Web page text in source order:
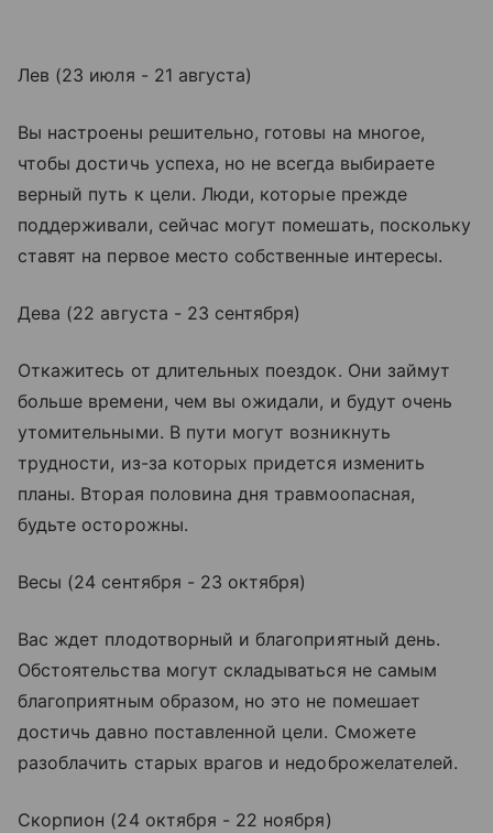
Лев (23 июля - 21 августа)
Вы настроены решительно, готовы на многое,
чтобы достичь успеха, но не всегда выбираете
верный путь к цели. Люди, которые прежде
поддерживали, сейчас могут помешать, поскольку
ставят на первое место собственные интересы.
Дева (22 августа - 23 сентября)
Откажитесь от длительных поездок. Они займут
больше времени, чем вы ожидали, и будут очень
утомительными. В пути могут возникнуть
трудности, из-за которых придется изменить
планы. Вторая половина дня травмоопасная,
будьте осторожны.
Весы (24 сентября - 23 октября)
Вас ждет плодотворный и благоприятный день.
Обстоятельства могут складываться не самым
благоприятным образом, но это не помешает
достичь давно поставленной цели. Сможете
разоблачить старых врагов и недоброжелателей.
Скорпион (24 октября - 22 ноября)